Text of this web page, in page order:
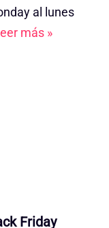
al lunes
más »
Friday